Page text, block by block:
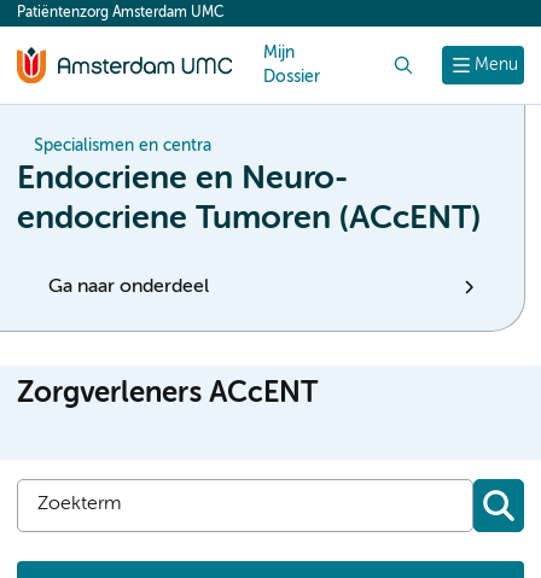
content
Menu
Patiëntenzorg Amsterdam UMC
Mijn
Dossier
Specialismen en centra
Endocriene en Neuro-
endocriene Tumoren (ACcENT)
Ga naar onderdeel
Zorgverleners ACcENT